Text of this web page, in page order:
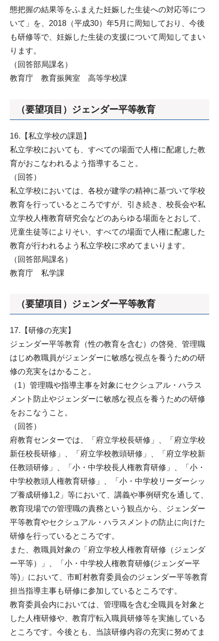
態把握の結果等をふまえた妊娠した生徒への対応等につ
いて」を、2018（平成30）年5月に周知しており、今後
も研修等で、妊娠した生徒の支援について周知してまい
ります。
（回答部局課名）
教育庁 教育振興室 高等学校課
（要望項目）ジェンダー平等教育
16.【私立学校の課題】
私立学校においても、すべての場面で人権に配慮した教
育がおこなわれるよう指導すること。
（回答）
私立学校においては、各校が建学の精神に基づいて学校
教育を行っているところですが、引き続き、校長会や私
立学校人権教育研究会などのあらゆる場面をとおして、
児童生徒等によりそい、すべての場面で人権に配慮した
教育が行われるよう私立学校に求めてまいります。
（回答部局課名）
教育庁 私学課
（要望項目）ジェンダー平等教育
17.【研修の充実】
ジェンダー平等教育（性の教育を含む）の啓発、管理職
はじめ教職員がジェンダーに敏感な視点を養うための研
修の充実をはかること。
（1）管理職や指導主事を対象にセクシュアル・ハラス
メント防止やジェンダーに敏感な視点を養うための研修
をおこなうこと。
（回答）
府教育センターでは、「府立学校長研修」、「府立学校
新任校長研修」、「府立学校教頭研修」、「府立学校新
任教頭研修」、「小・中学校長人権教育研修」、「小・
中学校教頭人権教育研修」、「小・中学校リーダーシッ
プ養成研修1,2」等において、講義や事例研究を通して、
教育現場での管理職の責務という観点から、ジェンダー
平等教育やセクシュアル・ハラスメントの防止に向けた
研修を行っているところです。
また、教職員対象の「府立学校人権教育研修（ジェンダ
ー平等）」、「小・中学校人権教育研修(ジェンダー平
等)」において、市町村教育委員会のジェンダー平等教育
担当指導主事も研修に参加しているところです。
教育委員会内においては、管理職を含む全職員を対象と
した人権研修や、教育庁転入職員研修等を実施している
ところです。今後とも、当該研修内容の充実に努めてま